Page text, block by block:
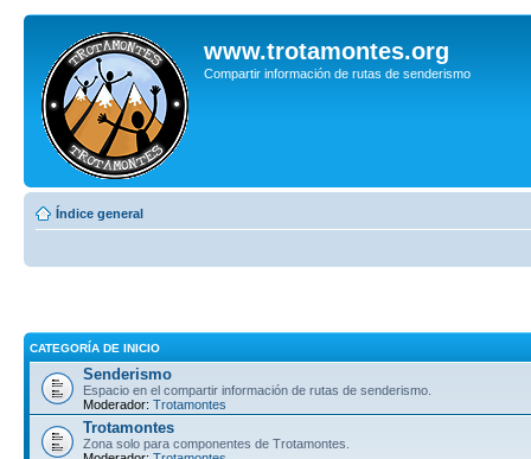
www.trotamontes.org
Compartir información de rutas de senderismo
Índice general
CATEGORÍA DE INICIO
Senderismo
Espacio en el compartir información de rutas de senderismo.
Moderador: Trotamontes
Trotamontes
Zona solo para componentes de Trotamontes.